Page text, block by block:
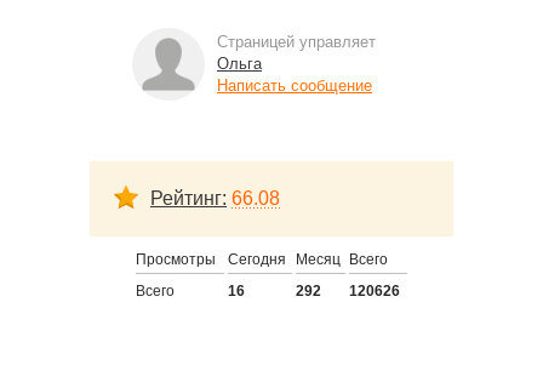
Страницей управляет
Ольга
Написать сообщение
Рейтинг: 66.08
Просмотры Сегодня Месяц Всего
Всего
16 292 120626